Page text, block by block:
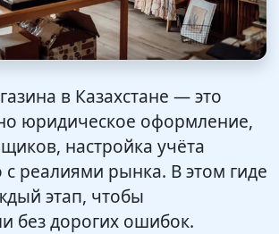
в Казахстане — это
юридическое оформление,
настройка учёта
с реалиями рынка. В этом гиде
этап, чтобы
без дорогих ошибок.